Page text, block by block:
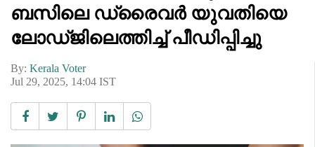
ബസിലെ ഡ്രൈവർ യുവതിയെ
ലോഡ്ജിലെത്തിച്ച് പീഡിപ്പിച്ചു
By: Kerala Voter
Jul 29, 2025, 14:04 IST